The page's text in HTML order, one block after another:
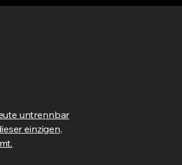
untrennbar
einzigen,